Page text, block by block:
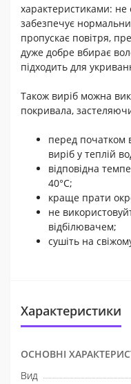
характеристиками: не
забезпечує
пропускає повітря,
дуже добре вбирає
підходить для
Також виріб можна
покривала,
перед початком
виріб у теплій
відповідна
40°С;
краще прати
не
відбілювачем;
сушіть на
Характеристики
ОСНОВНІ
Вид